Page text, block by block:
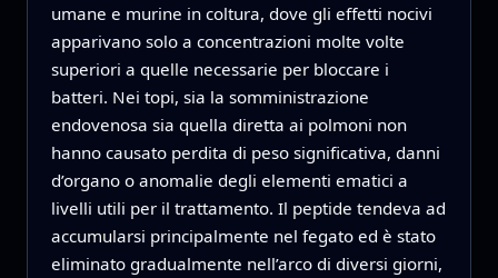
umane e murine in coltura, dove gli effetti nocivi
apparivano solo a concentrazioni molte volte
superiori a quelle necessarie per bloccare i
batteri. Nei topi, sia la somministrazione
endovenosa sia quella diretta ai polmoni non
hanno causato perdita di peso significativa, danni
d’organo o anomalie degli elementi ematici a
livelli utili per il trattamento. Il peptide tendeva ad
accumularsi principalmente nel fegato ed è stato
eliminato gradualmente nell’arco di diversi giorni,